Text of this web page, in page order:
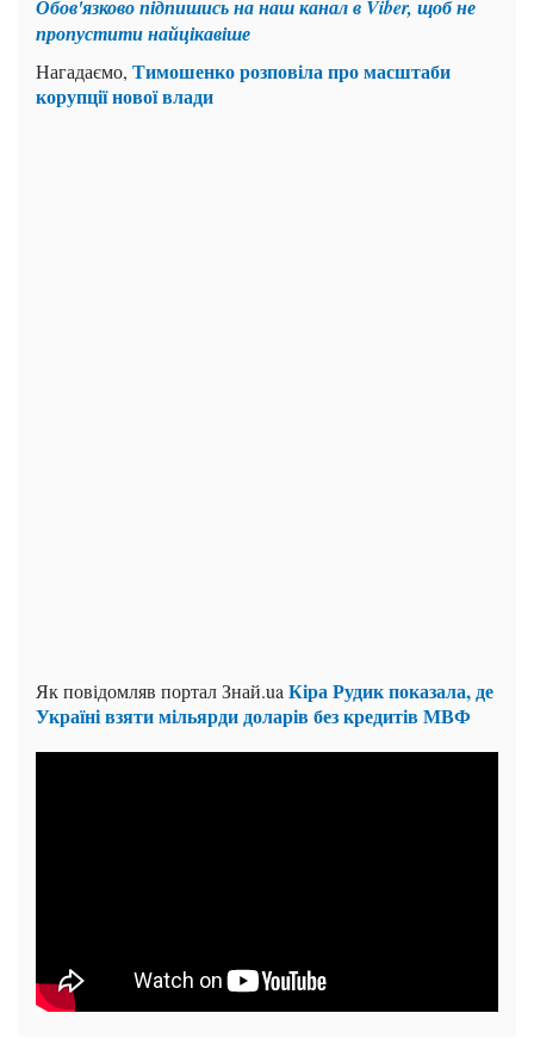
Обов'язково підпишись на наш канал в Viber, щоб не
пропустити найцікавіше
Нагадаємо, Тимошенко розповіла про масштаби
корупції нової влади
Як повідомляв портал Знай.uaКіра Рудик показала, де
Україні взяти мільярди доларів без кредитів МВФ